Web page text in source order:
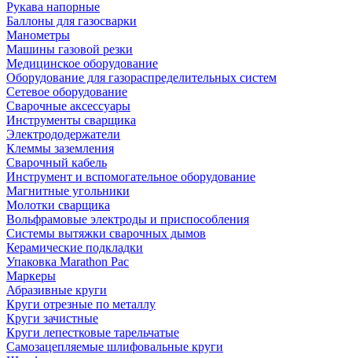
Рукава напорные
Баллоны для газосварки
Манометры
Машины газовой резки
Медицинское оборудование
Оборудование для газораспределительных систем
Сетевое оборудование
Сварочные аксессуары
Инструменты сварщика
Электрододержатели
Клеммы заземления
Сварочный кабель
Инструмент и вспомогательное оборудование
Магнитные угольники
Молотки сварщика
Вольфрамовые электроды и приспособления
Системы вытяжки сварочных дымов
Керамические подкладки
Упаковка Marathon Pac
Маркеры
Абразивные круги
Круги отрезные по металлу
Круги зачистные
Круги лепестковые тарельчатые
Самозацепляемые шлифовальные круги